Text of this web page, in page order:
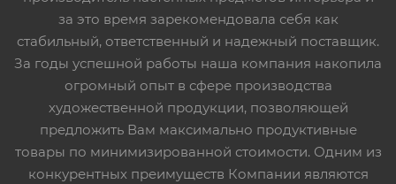
за это время зарекомендовала себя как
стабильный, ответственный и надежный поставщик.
За годы успешной работы наша компания накопила
огромный опыт в сфере производства
художественной продукции, позволяющей
предложить Вам максимально продуктивные
товары по минимизированной стоимости. Одним из
конкурентных преимуществ Компании являются